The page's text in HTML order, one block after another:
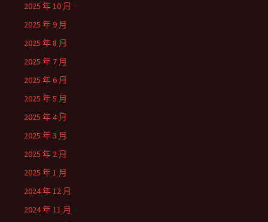
2025 年 10 月
2025 年 9 月
2025 年 8 月
2025 年 7 月
2025 年 6 月
2025 年 5 月
2025 年 4 月
2025 年 3 月
2025 年 2 月
2025 年 1 月
2024 年 12 月
2024 年 11 月